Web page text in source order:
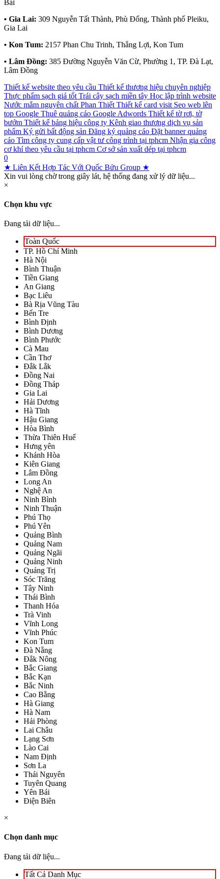
Bái
• Gia Lai: 309 Nguyễn Tất Thành, Phù Đổng, Thành phố Pleiku,
Gia Lai
• Kon Tum: 2157 Phan Chu Trinh, Thắng Lợi, Kon Tum
• Lâm Đồng: 385 Đường Nguyễn Văn Cừ, Phường 1, TP. Đà Lạt,
Lâm Đồng
Thiết kế website theo yêu cầu Thiết kế thương hiệu chuyên nghiệp
Thực phẩm sạch giá tốt Trái cây sạch miền tây Học lập trình website
Nước mắm nguyên chất Phan Thiết Thiết kế card visit Seo web lên
top Google Thuê quảng cáo Google Adwords Thiết kế tờ rơi, tờ
bướm Thiết kế bảng hiệu công ty Kênh giao thương dịch vụ sản
phẩm Ký gửi bất động sản Đăng ký quảng cáo Đặt banner quảng
cáo Tìm công ty cung cấp vật tư công trình tại tphcm Nhận gia công
cơ khí theo yêu cầu tại tphcm Cơ sở sản xuất dép tại tphcm
0
★ Liên Kết Hợp Tác Với Quốc Bửu Group ★
Xin vui lòng chờ trong giây lát, hệ thống đang xử lý dữ liệu...
×
Chọn khu vực
Đang tải dữ liệu...
Toàn Quốc
TP. Hồ Chí Minh
Hà Nội
Bình Thuận
Tiền Giang
An Giang
Bạc Liêu
Bà Rịa Vũng Tàu
Bến Tre
Bình Định
Bình Dương
Bình Phước
Cà Mau
Cần Thơ
Đắk Lắk
Đồng Nai
Đồng Tháp
Gia Lai
Hải Dương
Hà Tĩnh
Hậu Giang
Hòa Bình
Thừa Thiên Huế
Hưng yên
Khánh Hòa
Kiên Giang
Lâm Đồng
Long An
Nghệ An
Ninh Bình
Ninh Thuận
Phú Thọ
Phú Yên
Quảng Bình
Quảng Nam
Quảng Ngãi
Quảng Ninh
Quảng Trị
Sóc Trăng
Tây Ninh
Thái Bình
Thanh Hóa
Trà Vinh
Vĩnh Long
Vĩnh Phúc
Kon Tum
Đà Nẵng
Đắk Nông
Bắc Giang
Bắc Kạn
Bắc Ninh
Cao Bằng
Hà Giang
Hà Nam
Hải Phòng
Lai Châu
Lạng Sơn
Lào Cai
Nam Định
Sơn La
Thái Nguyên
Tuyên Quang
Yên Bái
Điện Biên
×
Chọn danh mục
Đang tải dữ liệu...
Tất Cả Danh Mục